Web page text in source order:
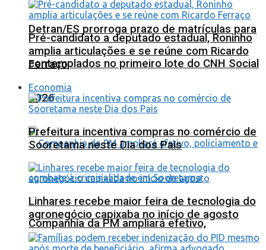
Detran/ES prorroga prazo de matrículas para
contemplados no primeiro lote do CNH Social
2026
Companhia da PM ampliará efetivo,
Pré-candidato a deputado estadual, Roninho
amplia articulações e se reúne com Ricardo
Ferraço
Economia
Prefeitura incentiva compras no comércio de
Sooretama neste Dia dos Pais
Linhares recebe maior feira de tecnologia do
agronegócio capixaba no início de agosto